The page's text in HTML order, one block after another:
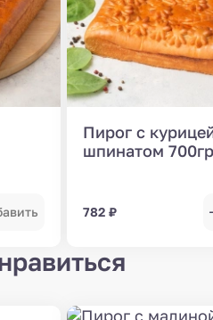
Пирог с
шпинатом 700гр
782 ₽